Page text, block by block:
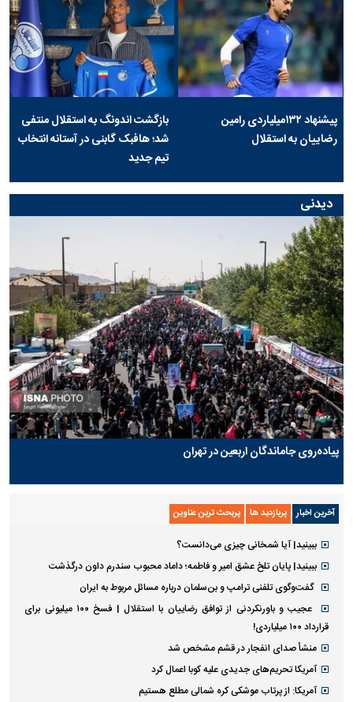
پیشنهاد ۱۳۲میلیاردی رامین
رضاییان به استقلال
بازگشت اندونگ به استقلال منتفی
شد؛ هافبک گابنی در آستانه انتخاب
تیم جدید
دیدنی
پیاده‌روی جاماندگان اربعین در تهران
آخرین اخبار پربازدید ها پربحث ترین عناوین
ببینید| آیا شمخانی چیزی می‌دانست؟
ببینید| پایان تلخ عشق امیر و فاطمه؛ داماد محبوب سندرم داون درگذشت
گفت‌وگوی تلفنی ترامپ و بن‌سلمان درباره مسائل مربوط به ایران
عجیب و باورنکردنی از توافق رضاییان با استقلال | فسخ ۱۰۰ میلیونی برای
قرارداد ۱۰۰ میلیاردی!
منشأ صدای انفجار در قشم مشخص شد
آمریکا تحریم‌های جدیدی علیه کوبا اعمال کرد
آمریکا: از پرتاب موشکی کره شمالی مطلع هستیم